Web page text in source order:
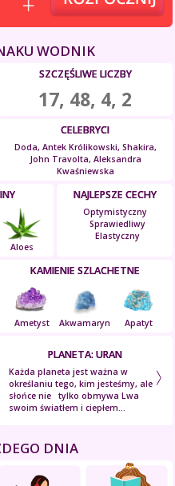
WODNIK
SZCZĘŚLIWE LICZBY
17, 48, 4, 2
CELEBRYCI
Doda, Antek Królikowski, Shakira,
John Travolta, Aleksandra
Kwaśniewska
PLANETA: URAN
Każda planeta jest ważna w
określaniu tego, kim jesteśmy, ale
słońce nie tylko obmywa Lwa
swoim światłem i ciepłem...
NAJLEPSZE CECHY
Optymistyczny
Sprawiedliwy
Elastyczny
Aloes
KAMIENIE SZLACHETNE
Ametyst Akwamaryn Apatyt
DNIA